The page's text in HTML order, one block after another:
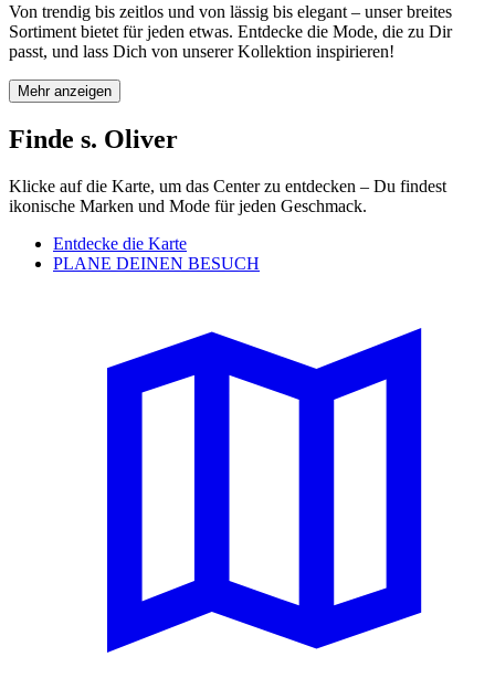
Von trendig bis zeitlos und von lässig bis elegant – unser breites
Sortiment bietet für jeden etwas. Entdecke die Mode, die zu Dir
passt, und lass Dich von unserer Kollektion inspirieren!
Mehr anzeigen
Finde s. Oliver
Klicke auf die Karte, um das Center zu entdecken – Du findest
ikonische Marken und Mode für jeden Geschmack.
Entdecke die Karte
PLANE DEINEN BESUCH